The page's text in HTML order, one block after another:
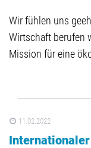
Wir fühlen uns
Wirtschaft berufen
Mission für eine
11.02.2022
Internationaler